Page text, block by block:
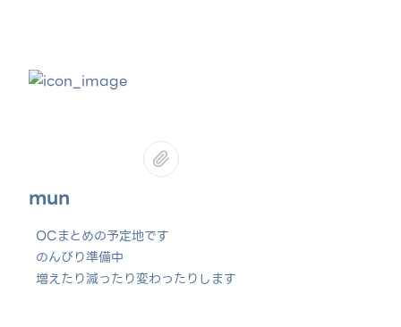
mun
OCまとめの予定地です
のんびり準備中
増えたり減ったり変わったりします